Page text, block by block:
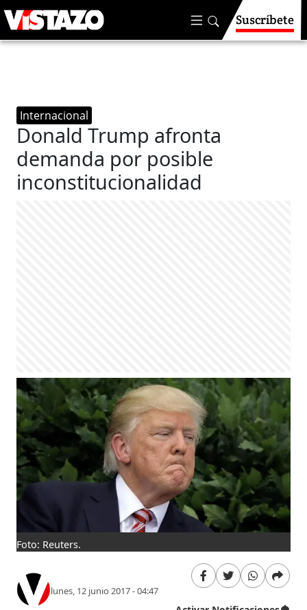
Suscríbete
Internacional
Donald Trump afronta
demanda por posible
inconstitucionalidad
Foto: Reuters.
lunes, 12 junio 2017 - 04:47